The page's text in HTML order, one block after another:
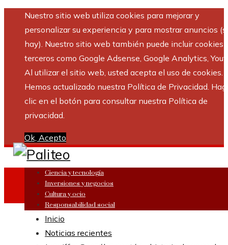
Nuestro sitio web utiliza cookies para mejorar y
personalizar su experiencia y para mostrar anuncios
hay). Nuestro sitio web también puede incluir cookies
terceros como Google Adsense, Google Analytics,
Al utilizar el sitio web, usted acepta el uso de cookies.
Hemos actualizado nuestra Política de Privacidad.
clic en el botón para consultar nuestra Política de
privacidad.
Ok, Acepto
Ciencia y tecnología
Inversiones y negocios
Cultura y ocio
Responsabilidad social
Inicio
Noticias recientes